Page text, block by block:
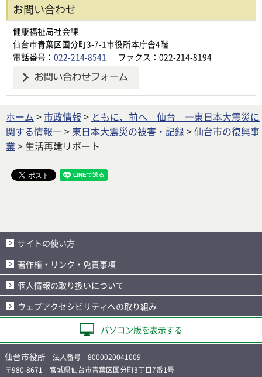
お問い合わせ
健康福祉局社会課
仙台市青葉区国分町3-7-1市役所本庁舎4階
電話番号： 022-214-8541 ファクス：022-214-8194
ホーム >市政情報 > ともに、前へ 仙台 ―東日本大震災に
関する情報― > 東日本大震災の被害・記録>仙台市の復興事
業 > 生活再建リポート
サイトの使い方
著作権・リンク・免責事項
個人情報の取り扱いについて
ウェブアクセシビリティへの取り組み
パソコン版を表示する
仙台市役所 法人番号 8000020041009
〒980-8671 宮城県仙台市青葉区国分町3丁目7番1号